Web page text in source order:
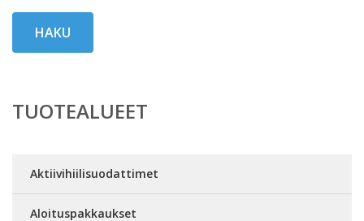
HAKU
TUOTEALUEET
Aktiivihiilisuodattimet
Aloituspakkaukset